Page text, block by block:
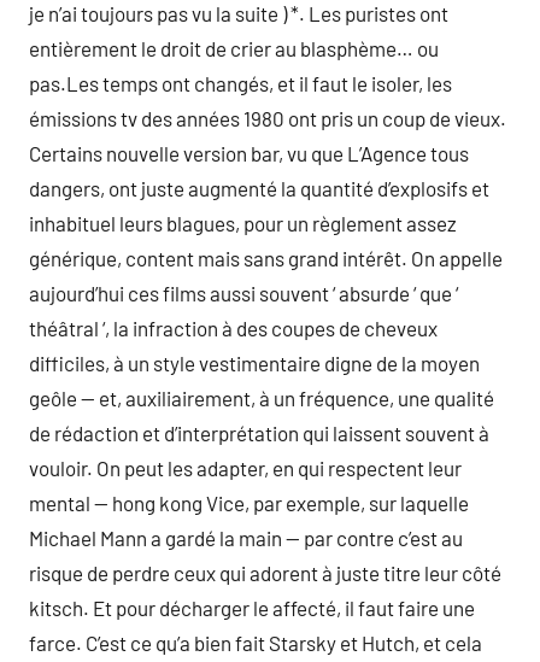
je n’ai toujours pas vu la suite ) *. Les puristes ont
entièrement le droit de crier au blasphème… ou
pas.Les temps ont changés, et il faut le isoler, les
émissions tv des années 1980 ont pris un coup de vieux.
Certains nouvelle version bar, vu que L’Agence tous
dangers, ont juste augmenté la quantité d’explosifs et
inhabituel leurs blagues, pour un règlement assez
générique, content mais sans grand intérêt. On appelle
aujourd’hui ces films aussi souvent ‘ absurde ‘ que ‘
théâtral ‘, la infraction à des coupes de cheveux
difficiles, à un style vestimentaire digne de la moyen
geôle — et, auxiliairement, à un fréquence, une qualité
de rédaction et d’interprétation qui laissent souvent à
vouloir. On peut les adapter, en qui respectent leur
mental — hong kong Vice, par exemple, sur laquelle
Michael Mann a gardé la main — par contre c’est au
risque de perdre ceux qui adorent à juste titre leur côté
kitsch. Et pour décharger le affecté, il faut faire une
farce. C’est ce qu’a bien fait Starsky et Hutch, et cela